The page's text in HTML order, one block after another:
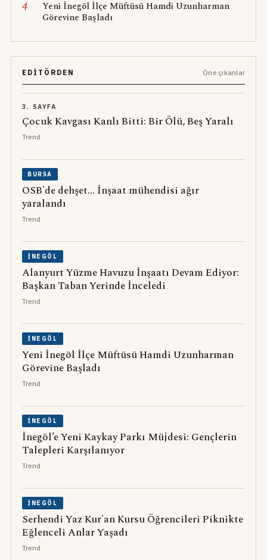
4
Yeni İnegöl İlçe Müftüsü Hamdi Uzunharman
Görevine Başladı
EDITÖRDEN Öne çıkanlar
3. SAYFA
Çocuk Kavgası Kanlı Bitti: Bir Ölü, Beş Yaralı
Trend
BURSA
OSB'de dehşet... İnşaat mühendisi ağır
yaralandı
Trend
İNEGÖL
Alanyurt Yüzme Havuzu İnşaatı Devam Ediyor:
Başkan Taban Yerinde İnceledi
Trend
İNEGÖL
Yeni İnegöl İlçe Müftüsü Hamdi Uzunharman
Görevine Başladı
Trend
İNEGÖL
İnegöl’e Yeni Kaykay Parkı Müjdesi: Gençlerin
Talepleri Karşılanıyor
Trend
İNEGÖL
Serhendi Yaz Kur'an Kursu Öğrencileri Piknikte
Eğlenceli Anlar Yaşadı
Trend